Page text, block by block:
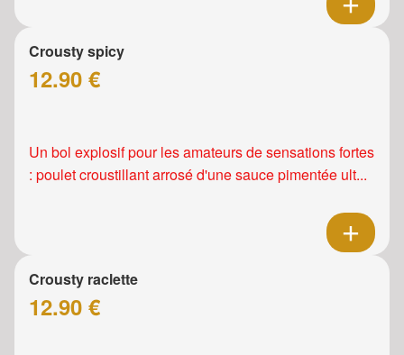
Crousty spicy
12.90 €
Un bol explosif pour les amateurs de sensations fortes
: poulet croustillant arrosé d'une sauce pimentée ult...
Crousty raclette
12.90 €